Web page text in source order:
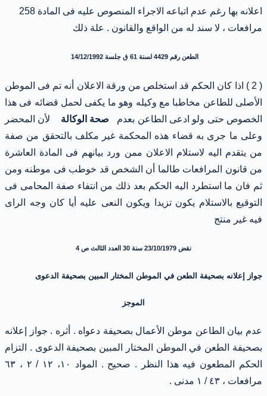
اعلانه بها رغم عدم اتباعه الاجراء المنصوص عليه فى المادة 258
مرافعات ، لا سند له من الواقع والقانون . علة ذلك
الطعن رقم 4429 لسنة 61 ق جلسة 14/12/1992
( 2 ) اذا كان الحكم قد استخلص من ورقة الاعلان أنه تم فى الموطن
الأصلى للطاعن مخاطبا مع وكيله وهو ما يكفى لحمل قضائه فى هذا
الخصوص حتى ولو ادعى الطاعن بعدم صحة الوكالة
لأن المحضر
وعلى ما جرى به قضاء هذه المحكمة غير مكلف بالتحقق من صفة
من يتقدم اليه لاستلام الاعلان ممن ورد بيانهم فى المادة العاشرة
من قانون المرافعات طالما أن الشخص قد خوطب فى موطنه ومن
ثم فان ما استطرد اليه الحكم بعد ذلك من انتفاء صفة المحامى فى
التوقيع بالاستلام يكون تزيدا ويكون النعى عليه أيا كان وجه الراى
فيه غير منتج
نقض 23/10/1979 سنة 30 العدد الثالث ص 4
جواز إعلانه بصحيفة الطعن في الموطن المختار المبين بصحيفة الدعوى
الموجز
عدم بيان الطاعن موطن الأعمال بصحيفة دعواه . أثره . جواز إعلانه
بصحيفة الطعن في الموطن المختار المبين بصحيفة الدعوى . التزام
الحكم المطعون فيه هذا النظر . صحيح . المواد ١٠، ١٢ / ٢ ، ٦٣
مرافعات ، ٤٣ / ١ مدنى .